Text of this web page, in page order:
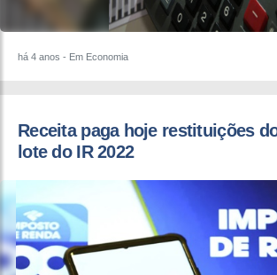
há 4 anos - Em Economia
Receita paga hoje restituições
lote do IR 2022